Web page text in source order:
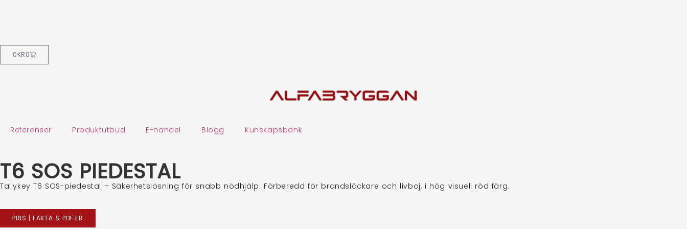
0KR0
Referenser Produktutbud E-handel Blogg Kunskapsbank
T6 SOS PIEDESTAL
Tallykey T6 SOS-piedestal – Säkerhetslösning för snabb nödhjälp. Förberedd för brandsläckare och livboj, i hög visuell röd färg.
PRIS | FAKTA & PDF:ER